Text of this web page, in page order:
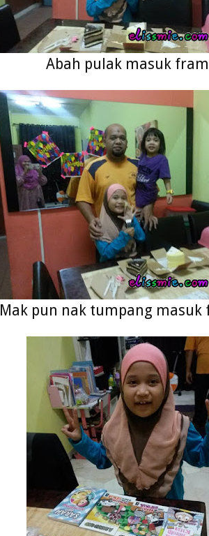
Abah pulak masuk
Mak pun nak tumpang